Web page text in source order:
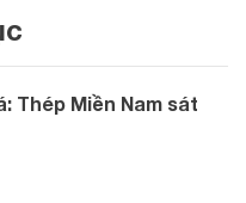
Thép Miền Nam sát